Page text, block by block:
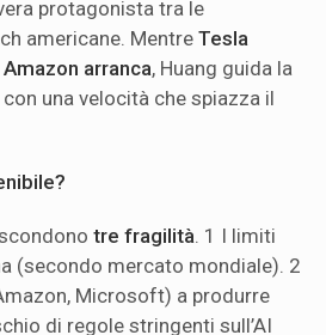
protagonista tra le
americane. Mentre Tesla
Amazon arranca, Huang guida la
una velocità che spiazza il
tre fragilità . 1 I limiti
(secondo mercato mondiale). 2
Microsoft) a produrre
di regole stringenti sull’AI